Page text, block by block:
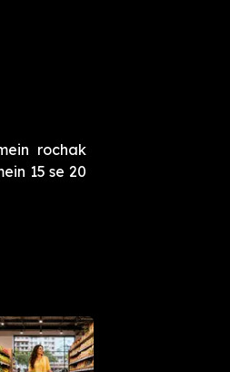
rochak
15 se 20